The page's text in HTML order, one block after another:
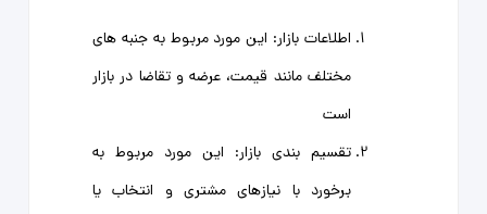
اطلاعات بازار: این مورد مربوط به جنبه های
مختلف مانند قیمت، عرضه و تقاضا در بازار
است
تقسیم بندی بازار: این مورد مربوط به
برخورد با نیازهای مشتری و انتخاب یا